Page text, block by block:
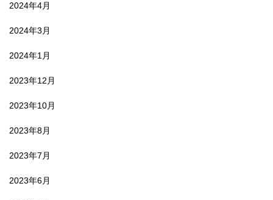
2024年4月
2024年3月
2024年1月
2023年12月
2023年10月
2023年8月
2023年7月
2023年6月